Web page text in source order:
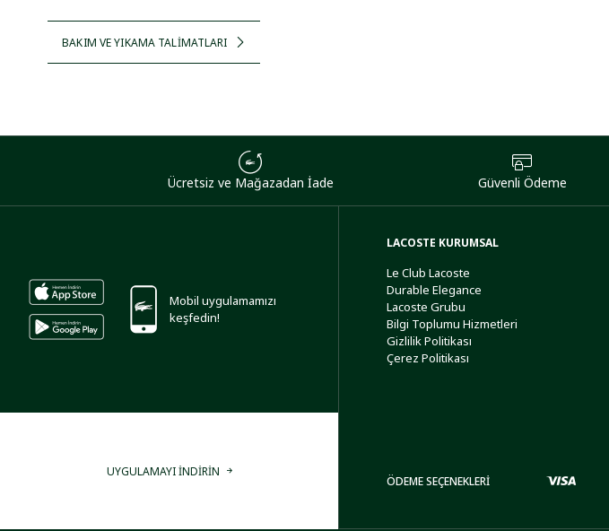
BAKIM VE YIKAMA TALİMATLARI
Ücretsiz ve Mağazadan İade Güvenli Ödeme
Mobil uygulamamızı
keşfedin!
UYGULAMAYI İNDİRİN
LACOSTE KURUMSAL
Le Club Lacoste
Durable Elegance
Lacoste Grubu
Bilgi Toplumu Hizmetleri
Gizlilik Politikası
Çerez Politikası
ÖDEME SEÇENEKLERİ